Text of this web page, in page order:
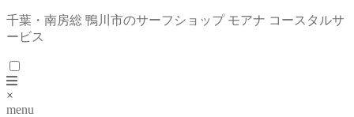
千葉・南房総 鴨川市のサーフショップ モアナ コースタルサ
ービス
×
menu